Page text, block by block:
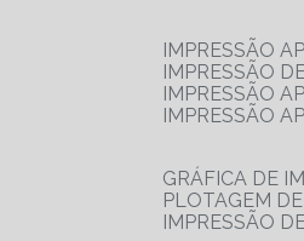
IMPRESSÃO
IMPRESSÃO
IMPRESSÃO
IMPRESSÃO
GRÁFICA DE
PLOTAGEM
IMPRESSÃO